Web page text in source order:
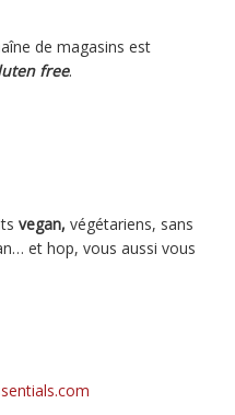
de magasins est
free.
vegan, végétariens, sans
et hop, vous aussi vous